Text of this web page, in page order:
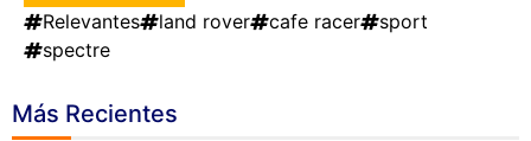
Relevantes
land rover cafe racer
sport
spectre
Más Recientes